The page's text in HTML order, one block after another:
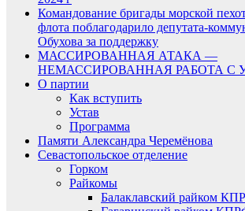
Командование бригады морской
флота поблагодарило депутата-
Обухова за поддержку
МАССИРОВАННАЯ АТАКА —
НЕМАССИРОВАННАЯ РАБОТА С
О партии
Как вступить
Устав
Программа
Памяти Александра Черемёнова
Севастопольское отделение
Горком
Райкомы
Балаклавский райком